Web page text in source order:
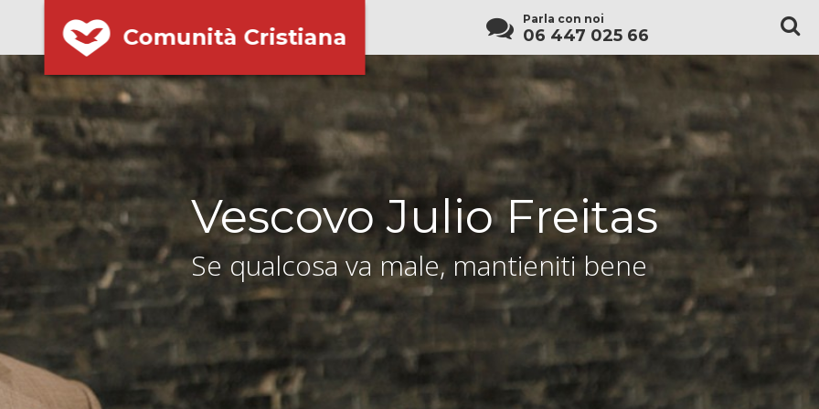
Comunità Cristiana
Parla con noi
06 447 025 66
Vescovo Julio Freitas
Se qualcosa va male, mantieniti bene